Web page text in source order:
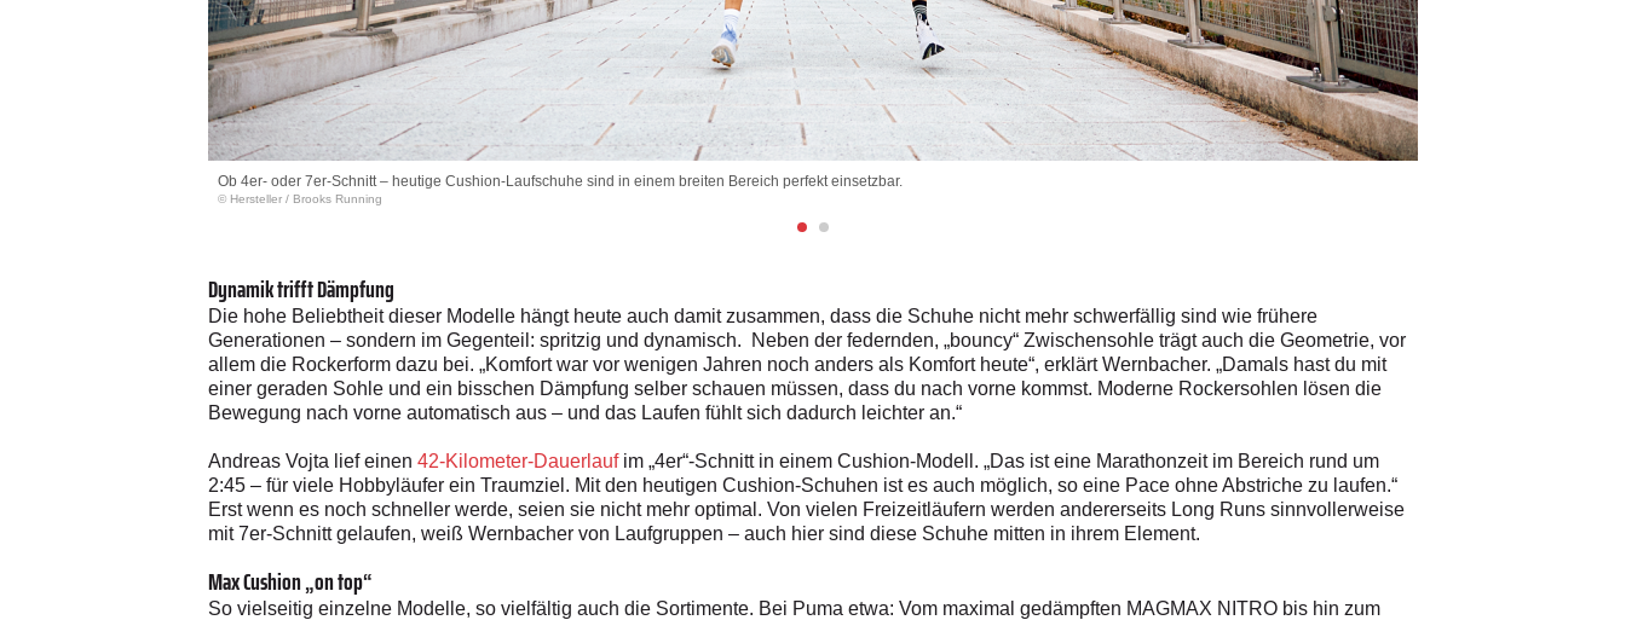
Ob 4er- oder 7er-Schnitt – ­heutige Cushion-Laufschuhe sind in einem breiten Bereich perfekt einsetzbar.
© Hersteller / Brooks Running
Dynamik trifft Dämpfung
Die hohe Beliebtheit dieser Modelle hängt heute auch damit zusammen, dass die Schuhe nicht mehr schwerfällig sind wie frühere
Generationen – sondern im Gegenteil: spritzig und dynamisch. Neben der federnden, „bouncy“ Zwischensohle trägt auch die Geometrie, vor
allem die Rockerform dazu bei. „Komfort war vor wenigen Jahren noch anders als Komfort heute“, erklärt Wernbacher. „Damals hast du mit
einer geraden Sohle und ein bisschen Dämpfung selber schauen müssen, dass du nach vorne kommst. Moderne Rockersohlen lösen die
Bewegung nach vorne automatisch aus – und das Laufen fühlt sich dadurch leichter an.“
Andreas Vojta lief einen 42-Kilometer-Dauerlaufim „4er“-Schnitt in einem Cushion-Modell. „Das ist eine Marathonzeit im Bereich rund um
2:45 – für viele Hobbyläufer ein Traumziel. Mit den heutigen Cushion-Schuhen ist es auch möglich, so eine Pace ohne Abstriche zu laufen.“
Erst wenn es noch schneller werde, seien sie nicht mehr optimal. Von vielen Freizeitläufern werden andererseits Long Runs sinnvollerweise
mit 7er-Schnitt gelaufen, weiß Wernbacher von Laufgruppen – auch hier sind diese Schuhe mitten in ihrem Element.
Max Cushion „on top“
So vielseitig einzelne Modelle, so vielfältig auch die Sortimente. Bei Puma etwa: Vom maximal gedämpften MAGMAX NITRO bis hin zum